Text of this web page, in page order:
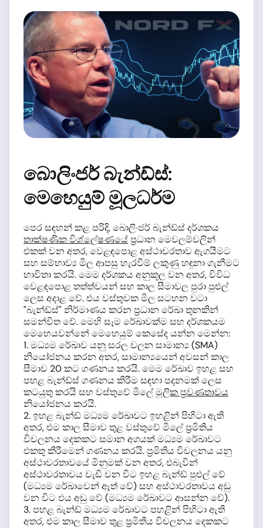
බොලිංජර් බැන්ඩ්ස්:
මෙහෙයුම් මූලධර්ම
පෙර සඳහන් කළ පරිදි, බොලිංජර් බැන්ඩ්ස් දර්ශකය
තාක්ෂණික විශ්ලේෂණයේප්‍රධාන මෙවලම්වලින්
එකක් වන අතර, වෙළඳපොළ අස්ථාවරතාව ඇගයීමට
සහ සම්භාව්‍ය මිල ආපසු හැරවීම් ලකුණු හඳුනා ගැනීමට
භාවිතා කරයි. මෙම දර්ශකය අනුකූල වන අතර, විවිධ
වෙළඳපොළ තත්ත්වයන් සහ කාල සීමාවල පුරා පුළුල්
ලෙස අදාළ වේ. එය වස්තුවක මිල සටහන වටා
"බැන්ඩ්ස්" නිර්මාණය කරන ප්‍රධාන රේඛා තුනකින්
සමන්විත වේ. මෙහි සෑම රේඛාවක්ම සහ දර්ශකයම
මෙහෙයවන්නේ මෙහෙයුම් කෙසේද යන්න මෙන්න:
1. මධ්‍යම රේඛාව යනු සරල චලන සාමාන්‍ය (SMA)
නියෝජනය කරන අතර, සාමාන්‍යයෙන් අවසන් කාල
සීමාව 20 කට ගණනය කරයි. මෙම රේඛාව ඉහළ සහ
පහළ බැන්ඩ්ස් ගණනය කිරීම සඳහා පදනමක් ලෙස
කටයුතු කරයි සහ වස්තුවේ මිලේමූලික ප්‍රවණතාවය
නියෝජනය කරයි.
2. ඉහළ බැන්ඩ් මධ්‍යම රේඛාවට ඉහළින් පිහිටා ඇති
අතර, එම කාල සීමාව තුළ වස්තුවේ මිලේ ප්‍රමිතිය
විචලනය දෙකකට සමාන අගයක් මධ්‍යම රේඛාවට
එකතු කිරීමෙන් ගණනය කරයි. ප්‍රමිතිය විචලනය යනු
අස්ථාවරතාවයේ මිනුමක් වන අතර, එබැවින්
අස්ථාවරතාවය වැඩි වන විට ඉහළ බැන්ඩ් පුළුල් වේ
(මධ්‍යම රේඛාවෙන් ඈත් වේ) සහ අස්ථාවරතාවය අඩු
වන විට එය අඩු වේ (මධ්‍යම රේඛාවට ආසන්න වේ).
3. පහළ බැන්ඩ් මධ්‍යම රේඛාවට පහළින් පිහිටා ඇති
අතර, එම කාල සීමාව තුළ ප්‍රමිතිය විචලනය දෙකකට